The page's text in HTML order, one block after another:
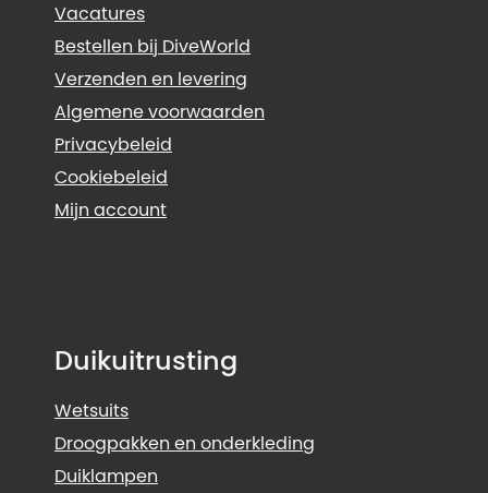
Vacatures
Bestellen bij DiveWorld
Verzenden en levering
Algemene voorwaarden
Privacybeleid
Cookiebeleid
Mijn account
Duikuitrusting
Wetsuits
Droogpakken en onderkleding
Duiklampen